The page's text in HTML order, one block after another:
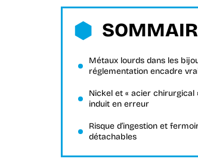
Métaux lourds dans les
réglementation encadre
Nickel et « acier chirurgical
induit en erreur
Risque d’ingestion et
détachables